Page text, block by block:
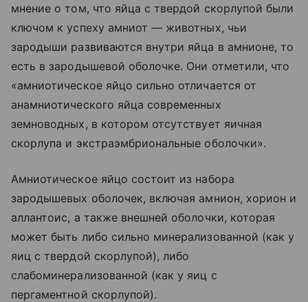
мнение о том, что яйца с твердой скорлупой были
ключом к успеху амниот — животных, чьи
зародыши развиваются внутри яйца в амнионе, то
есть в зародышевой оболочке. Они отметили, что
«амниотическое яйцо сильно отличается от
анамниотического яйца современных
земноводных, в котором отсутствует яичная
скорлупа и экстраэмбриональные оболочки».
Амниотическое яйцо состоит из набора
зародышевых оболочек, включая амнион, хорион и
аллантоис, а также внешней оболочки, которая
может быть либо сильно минерализованной (как у
яиц с твердой скорлупой), либо
слабоминерализованной (как у яиц с
пергаментной скорлупой).